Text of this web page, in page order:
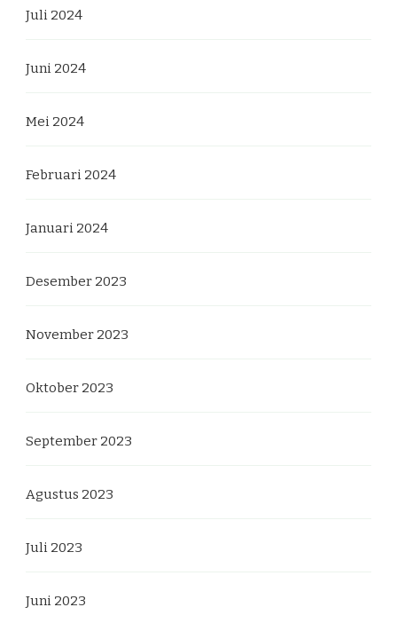
Juli 2024
Juni 2024
Mei 2024
Februari 2024
Januari 2024
Desember 2023
November 2023
Oktober 2023
September 2023
Agustus 2023
Juli 2023
Juni 2023